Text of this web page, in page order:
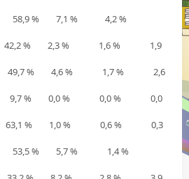
% 58,9 % 7,1 % 4,2 %
% 2,3 % 1,6 % 1,9
49,7 % 4,6 % 1,7 % 2,6
9,7 % 0,0 % 0,0 % 0,0
% 1,0 % 0,6 % 0,3
% 53,5 % 5,7 % 1,4 %